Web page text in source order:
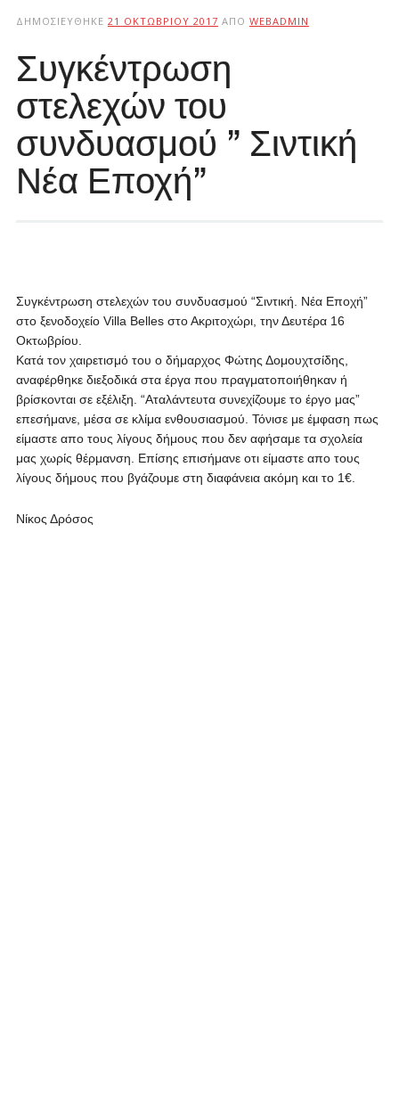
ΔΗΜΟΣΙΕΎΘΗΚΕ 21 ΟΚΤΩΒΡΊΟΥ 2017 ΑΠΌ WEBADMIN
Συγκέντρωση
στελεχών του
συνδυασμού ” Σιντική
Νέα Εποχή”
Συγκέντρωση στελεχών του συνδυασμού “Σιντική. Νέα Εποχή”
στο ξενοδοχείο Villa Belles στο Ακριτοχώρι, την Δευτέρα 16
Οκτωβρίου.
Κατά τον χαιρετισμό του ο δήμαρχος Φώτης Δομουχτσίδης,
αναφέρθηκε διεξοδικά στα έργα που πραγματοποιήθηκαν ή
βρίσκονται σε εξέλιξη. “Αταλάντευτα συνεχίζουμε το έργο μας”
επεσήμανε, μέσα σε κλίμα ενθουσιασμού. Τόνισε με έμφαση πως
είμαστε απο τους λίγους δήμους που δεν αφήσαμε τα σχολεία
μας χωρίς θέρμανση. Επίσης επισήμανε οτι είμαστε απο τους
λίγους δήμους που βγάζουμε στη διαφάνεια ακόμη και το 1€.
Νίκος Δρόσος